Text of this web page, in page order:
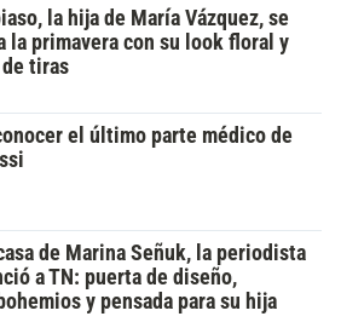
la hija de María Vázquez, se
la primavera con su look floral y
tiras
el último parte médico de
de Marina Señuk, la periodista
a TN: puerta de diseño,
y pensada para su hija